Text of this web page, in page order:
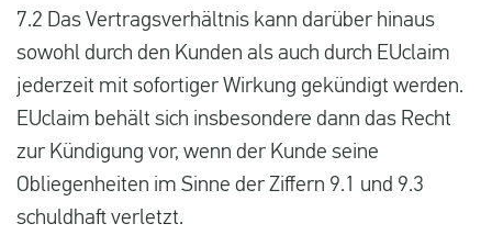
7.2 Das Vertragsverhältnis kann darüber hinaus
sowohl durch den Kunden als auch durch EUclaim
jederzeit mit sofortiger Wirkung gekündigt werden.
EUclaim behält sich insbesondere dann das Recht
zur Kündigung vor, wenn der Kunde seine
Obliegenheiten im Sinne der Ziffern 9.1 und 9.3
schuldhaft verletzt.